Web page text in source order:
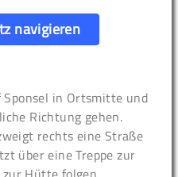
navigieren
Sponsel in Ortsmitte und
Richtung gehen.
rechts eine Straße
über eine Treppe zur